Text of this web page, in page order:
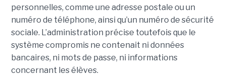
personnelles, comme une adresse postale ou un
numéro de téléphone, ainsi qu’un numéro de sécurité
sociale. L’administration précise toutefois que le
système compromis ne contenait ni données
bancaires, ni mots de passe, ni informations
concernant les élèves.